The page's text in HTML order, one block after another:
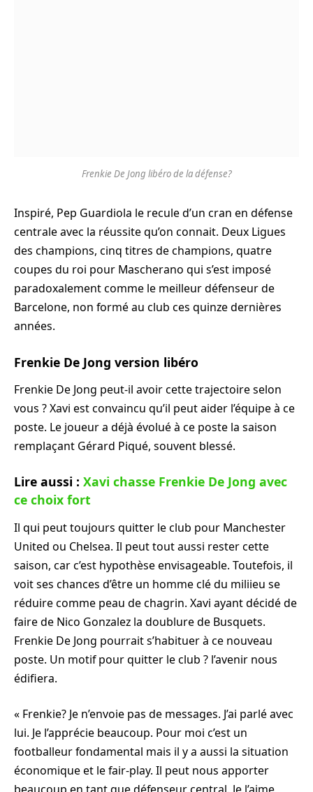
Frenkie De Jong libéro de la défense?
Inspiré, Pep Guardiola le recule d’un cran en défense
centrale avec la réussite qu’on connait. Deux Ligues
des champions, cinq titres de champions, quatre
coupes du roi pour Mascherano qui s’est imposé
paradoxalement comme le meilleur défenseur de
Barcelone, non formé au club ces quinze dernières
années.
Frenkie De Jong version libéro
Frenkie De Jong peut-il avoir cette trajectoire selon
vous ? Xavi est convaincu qu’il peut aider l’équipe à ce
poste. Le joueur a déjà évolué à ce poste la saison
remplaçant Gérard Piqué, souvent blessé.
Lire aussi : Xavi chasse Frenkie De Jong avec
ce choix fort
Il qui peut toujours quitter le club pour Manchester
United ou Chelsea. Il peut tout aussi rester cette
saison, car c’est hypothèse envisageable. Toutefois, il
voit ses chances d’être un homme clé du miliieu se
réduire comme peau de chagrin. Xavi ayant décidé de
faire de Nico Gonzalez la doublure de Busquets.
Frenkie De Jong pourrait s’habituer à ce nouveau
poste. Un motif pour quitter le club ? l’avenir nous
édifiera.
« Frenkie? Je n’envoie pas de messages. J’ai parlé avec
lui. Je l’apprécie beaucoup. Pour moi c’est un
footballeur fondamental mais il y a aussi la situation
économique et le fair-play. Il peut nous apporter